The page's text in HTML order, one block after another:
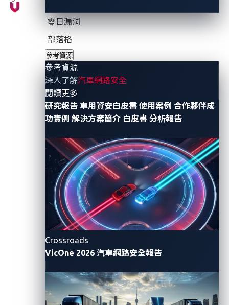
零日漏洞
部落格
參考資源
參考資源
深入了解汽車網路安全
閱讀更多
研究報告 車用資安白皮書 使用案例 合作夥伴成
功實例 解決方案簡介 白皮書 分析報告
Crossroads
VicOne 2026 汽車網路安全報告
圖說：VicOne可偵測零時差漏洞並提供情境化攻擊
路徑的獨家解決方案xNexus及xZETA在
Marketplace上架。
能與VicOne的車載VSOC
感測器整合，運用獨特
的大型語言模型(LLM) 來提供客製化報表以支援 VSOC團
隊協助他們根據不同利害關係人的需求提供可化為行動
的情境化攻擊路徑。VicOne 次世代VSOC
平台的功能可
加快威脅調查速度，讓VSOC團隊有自信地回應攻擊，
並有效降低追蹤假警報的沉重負擔。
是一套自動化漏洞與SBOM管理系統，可掃描車
用軟體並偵測出其中是否有零時差(zero-day)、未公
開、已知以及客戶發現的漏洞，還有 CWE漏洞、惡意程